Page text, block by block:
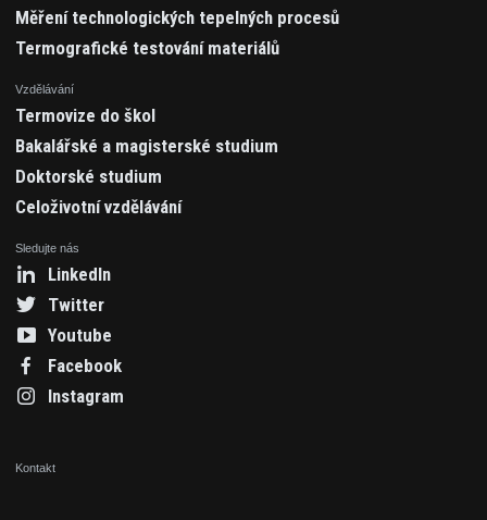
Měření technologických tepelných procesů
Termografické testování materiálů
Vzdělávání
Termovize do škol
Bakalářské a magisterské studium
Doktorské studium
Celoživotní vzdělávání
Sledujte nás
LinkedIn
Twitter
Youtube
Facebook
Instagram
Kontakt